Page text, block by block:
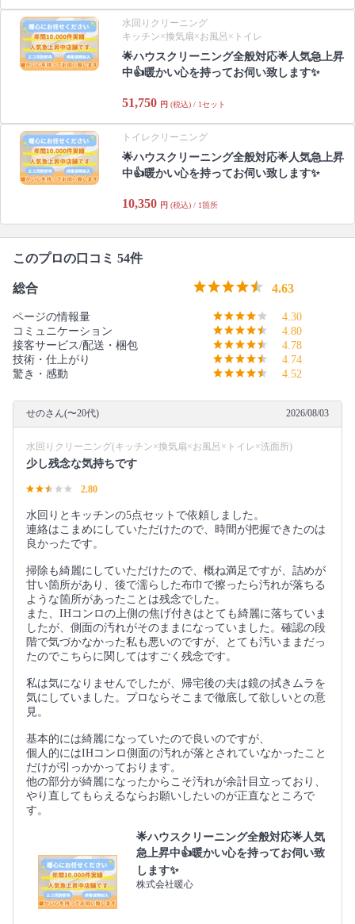
水回りクリーニング
キッチン×換気扇×お風呂×トイレ
🌟ハウスクリーニング全般対応🌟人気急上昇
中👍暖かい心を持ってお伺い致します✨
51,750 円 (税込) / 1セット
トイレクリーニング
🌟ハウスクリーニング全般対応🌟人気急上昇
中👍暖かい心を持ってお伺い致します✨
10,350 円 (税込) / 1箇所
このプロの口コミ 54件
総合 4.63
ページの情報量
4.30
コミュニケーション
4.80
接客サービス/配送・梱包
4.78
技術・仕上がり
4.74
驚き・感動
4.52
せのさん(〜20代) 2026/08/03
水回りクリーニング(キッチン×換気扇×お風呂×トイレ×洗面所)
少し残念な気持ちです
2.80
水回りとキッチンの5点セットで依頼しました。
連絡はこまめにしていただけたので、時間が把握できたのは
良かったです。
掃除も綺麗にしていただけたので、概ね満足ですが、詰めが
甘い箇所があり、後で濡らした布巾で擦ったら汚れが落ちる
ような箇所があったことは残念でした。
また、IHコンロの上側の焦げ付きはとても綺麗に落ちていま
したが、側面の汚れがそのままになっていました。確認の段
階で気づかなかった私も悪いのですが、とても汚いままだっ
たのでこちらに関してはすごく残念です。
私は気になりませんでしたが、帰宅後の夫は鏡の拭きムラを
気にしていました。プロならそこまで徹底して欲しいとの意
見。
基本的には綺麗になっていたので良いのですが、
個人的にはIHコンロ側面の汚れが落とされていなかったこと
だけが引っかかっております。
他の部分が綺麗になったからこそ汚れが余計目立っており、
やり直してもらえるならお願いしたいのが正直なところで
す。
🌟ハウスクリーニング全般対応🌟人気
急上昇中👍暖かい心を持ってお伺い致
します✨
株式会社暖心